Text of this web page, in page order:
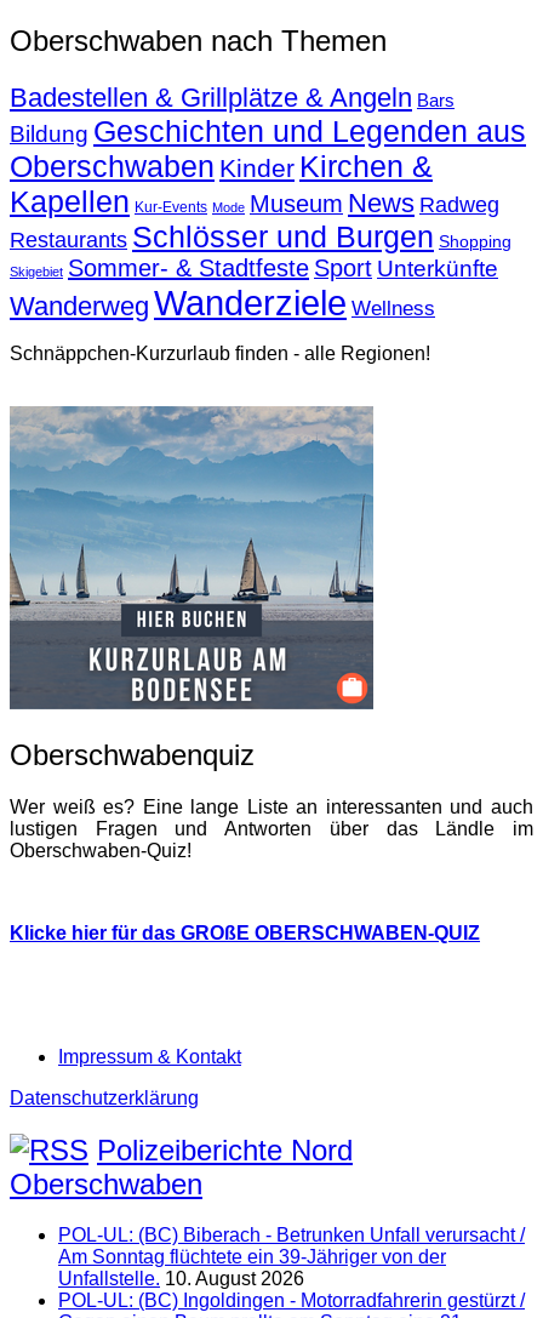
Oberschwaben nach Themen
Badestellen & Grillplätze & Angeln Bars
Bildung Geschichten und Legenden aus
Oberschwaben Kinder Kirchen &
Kapellen Kur-Events Mode Museum News Radweg
Restaurants Schlösser und Burgen Shopping
Skigebiet Sommer- & Stadtfeste Sport Unterkünfte
Wanderweg Wanderziele Wellness
Schnäppchen-Kurzurlaub finden - alle Regionen!
Oberschwabenquiz
Wer weiß es? Eine lange Liste an interessanten und auch
lustigen Fragen und Antworten über das Ländle im
Oberschwaben-Quiz!
Klicke hier für das GROßE OBERSCHWABEN-QUIZ
Impressum & Kontakt
Datenschutzerklärung
Polizeiberichte Nord
Oberschwaben
POL-UL: (BC) Biberach - Betrunken Unfall verursacht /
Am Sonntag flüchtete ein 39-Jähriger von der
Unfallstelle. 10. August 2026
POL-UL: (BC) Ingoldingen - Motorradfahrerin gestürzt /